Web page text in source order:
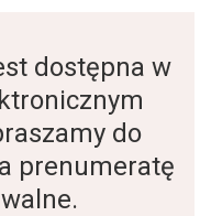
dostępna w
do
prenumeratę